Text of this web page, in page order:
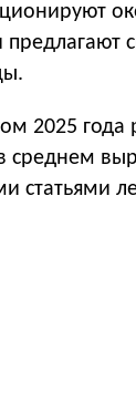
2025 года
среднем